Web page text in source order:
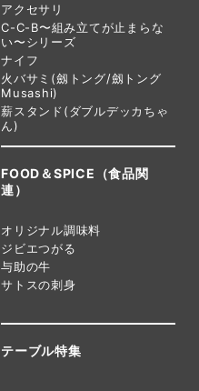
アクセサリ
C-C-B〜組み立てが止まらな
い〜シリーズ
ナイフ
火バサミ(劔トング/劔トング
Musashi)
薪スタンド(ダブルデッカちゃ
ん)
FOOD＆SPICE（食品関
連）
オリジナル調味料
ジビエつがる
与助の牛
サトスの刺身
テーブル特集